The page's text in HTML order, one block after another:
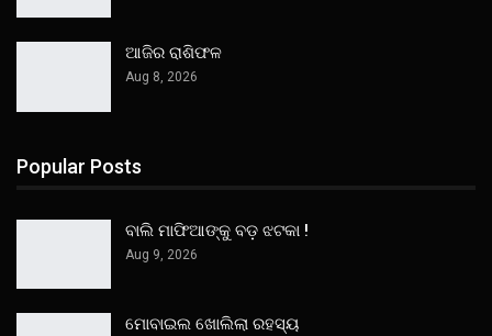
ଆଜିର ରାଶିଫଳ
Aug 8, 2026
Popular Posts
ବାଲି ମାଫିଆଙ୍କୁ ବଡ଼ ଝଟକା !
Aug 9, 2026
ମୋବାଇଲ ଖୋଲିଲା ରହସ୍ୟ